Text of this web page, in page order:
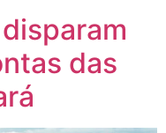
das